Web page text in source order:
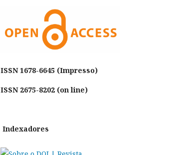
ISSN 1678-6645 (Impresso)
ISSN 2675-8202 (on line)
Indexadores